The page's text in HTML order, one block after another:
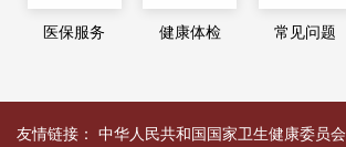
医保服务 健康体检 常见问题
友情链接： 中华人民共和国国家卫生健康委员会